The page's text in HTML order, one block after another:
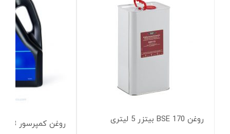
روغن BSE 170 بیتزر 5 لیتری روغن کمپرسور SL68 سانیسو 4 لیتری